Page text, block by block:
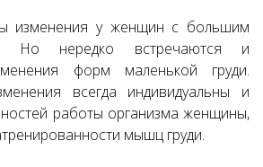
изменения у женщин с большим
Но нередко встречаются и
форм маленькой груди.
всегда индивидуальны и
работы организма женщины,
мышц груди.